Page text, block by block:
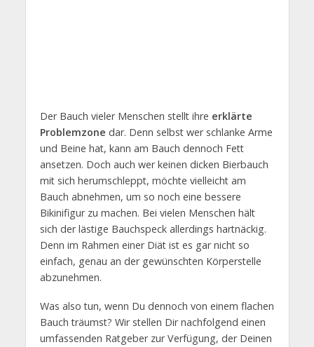
Der Bauch vieler Menschen stellt ihre erklärte
Problemzone dar. Denn selbst wer schlanke Arme
und Beine hat, kann am Bauch dennoch Fett
ansetzen. Doch auch wer keinen dicken Bierbauch
mit sich herumschleppt, möchte vielleicht am
Bauch abnehmen, um so noch eine bessere
Bikinifigur zu machen. Bei vielen Menschen hält
sich der lästige Bauchspeck allerdings hartnäckig.
Denn im Rahmen einer Diät ist es gar nicht so
einfach, genau an der gewünschten Körperstelle
abzunehmen.
Was also tun, wenn Du dennoch von einem flachen
Bauch träumst? Wir stellen Dir nachfolgend einen
umfassenden Ratgeber zur Verfügung, der Deinen